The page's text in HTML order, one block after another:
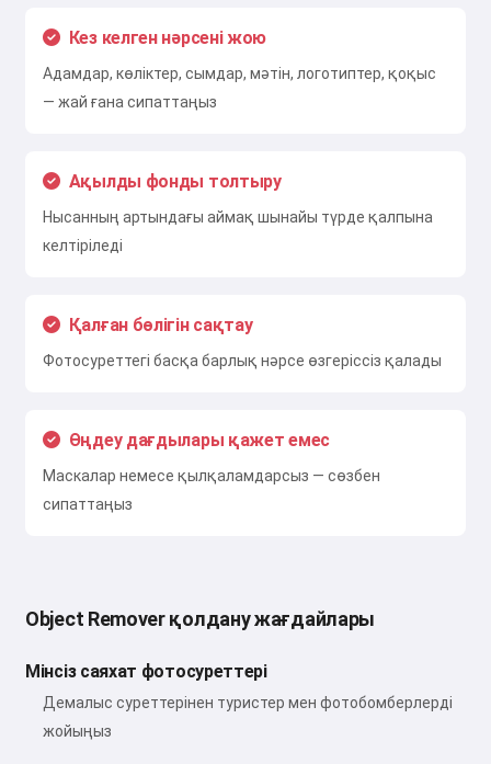
Кез келген нәрсені жою
Адамдар, көліктер, сымдар, мәтін, логотиптер, қоқыс
— жай ғана сипаттаңыз
Ақылды фонды толтыру
Нысанның артындағы аймақ шынайы түрде қалпына
келтіріледі
Қалған бөлігін сақтау
Фотосуреттегі басқа барлық нәрсе өзгеріссіз қалады
Өңдеу дағдылары қажет емес
Маскалар немесе қылқаламдарсыз — сөзбен
сипаттаңыз
Object Remover қолдану жағдайлары
Мінсіз саяхат фотосуреттері
Демалыс суреттерінен туристер мен фотобомберлерді
жойыңыз